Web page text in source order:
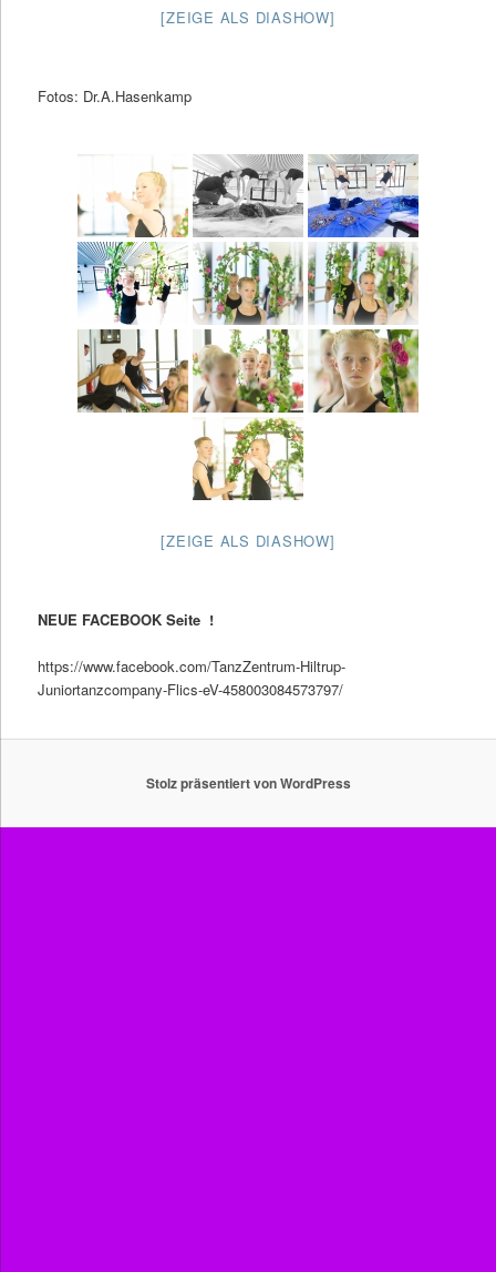
[ZEIGE ALS DIASHOW]
Fotos: Dr.A.Hasenkamp
[ZEIGE ALS DIASHOW]
NEUE FACEBOOK Seite !
https://www.facebook.com/TanzZentrum-Hiltrup-
Juniortanzcompany-Flics-eV-458003084573797/
Stolz präsentiert von WordPress